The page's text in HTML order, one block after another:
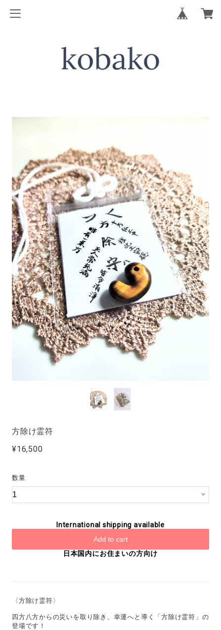
方除け霊符
¥16,500
数量
International shipping available
Add to cart
日本国内にお住まいの方向け
〈方除け霊符〉
四方八方からの災いを取り除き、幸運へと導く「方除け霊符」の
登場です！